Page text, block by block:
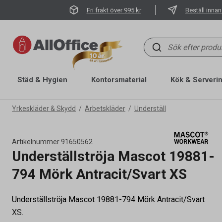
Fri frakt över 995 kr Beställ
Städ & Hygien Kontorsmaterial Kök &
Yrkeskläder & Skydd Arbetskläder Underställ
Artikelnummer91650562
Underställströja Mascot 19881-
794 Mörk Antracit/Svart XS
Underställströja Mascot 19881-794 Mörk Antracit/Svart
XS.